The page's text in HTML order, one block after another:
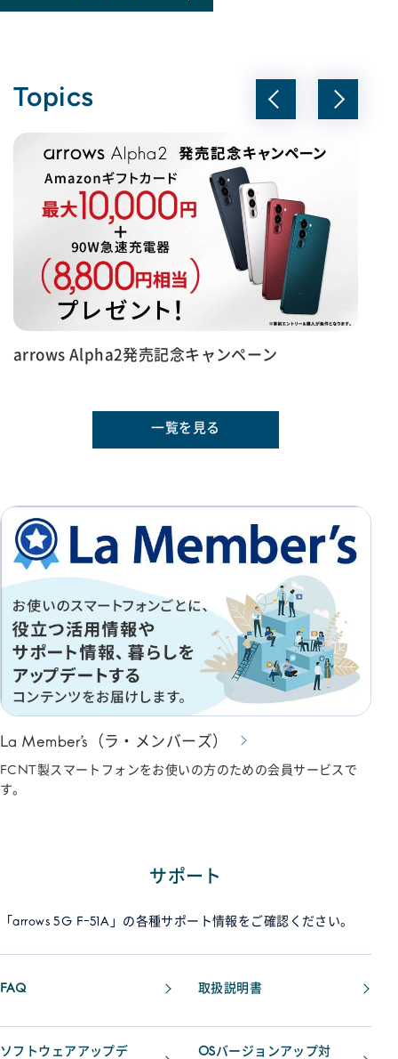
Topics
arrows Alpha2発売記念キャンペーン
自律神経測定アプリ｜スマホで1分測定・FCNTヘ
一覧を見る
La Member’s（ラ・メンバーズ）
FCNT製スマートフォンをお使いの方のための会員サービスで
す。
サポート
「arrows 5G F-51A」の各種サポート情報をご確認ください。
FAQ 取扱説明書
ソフトウェアアップデ OSバージョンアップ対